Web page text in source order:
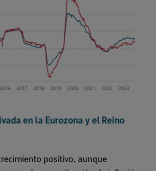
en la Eurozona y el Reino
positivo, aunque